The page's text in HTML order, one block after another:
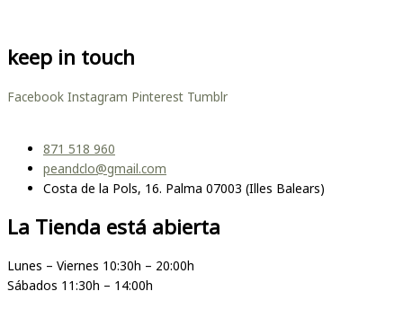
keep in touch
Facebook Instagram Pinterest Tumblr
871 518 960
peandclo@gmail.com
Costa de la Pols, 16. Palma 07003 (Illes Balears)
La Tienda está abierta
Lunes – Viernes 10:30h – 20:00h
Sábados 11:30h – 14:00h